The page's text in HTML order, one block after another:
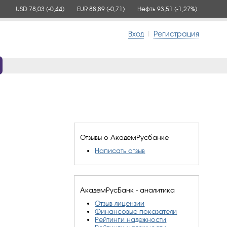
USD 78,03 (-0,44) EUR 88,89 (-0,71) Нефть 93,51 (-1,27%)
Вход | Регистрация
Отзывы о АкадемРусбанке
Написать отзыв
АкадемРусБанк - аналитика
Отзыв лицензии
Финансовые показатели
Рейтинги надежности